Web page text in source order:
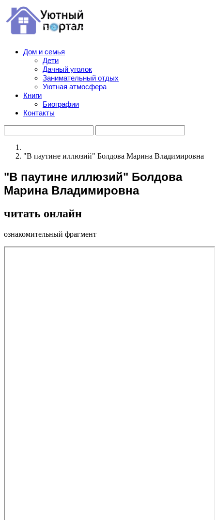
Дом и семья
Дети
Дачный уголок
Занимательный отдых
Уютная атмосфера
Книги
Биографии
Контакты
"В паутине иллюзий" Болдова Марина Владимировна
"В паутине иллюзий" Болдова
Марина Владимировна
читать онлайн
ознакомительный фрагмент